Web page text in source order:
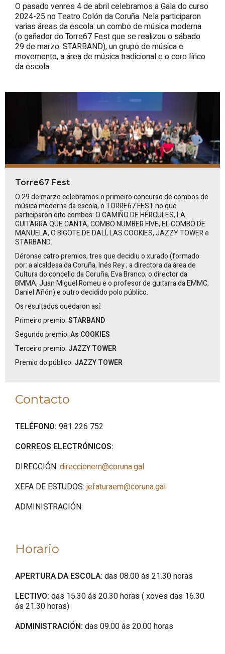
O pasado venres 4 de abril celebramos a Gala do curso
2024-25 no Teatro Colón da Coruña. Nela participaron
varias áreas da escola: un combo de música moderna
(o gañador do Torre67 Fest que se realizou o sábado
29 de marzo: STARBAND), un grupo de música e
movemento, a área de música tradicional e o coro lírico
da escola.
Torre67 Fest
O 29 de marzo celebramos o primeiro concurso de combos de
música moderna da escola, o TORRE67 FEST no que
participaron oito combos:O CAMIÑO DE HÉRCULES, LA
GUITARRA QUE CANTA, COMBO NUMBER FIVE, EL COMBO DE
MANUELA, O BIGOTE DE DALÍ, LAS COOKIES, JAZZY TOWERe
STARBAND.
Déronse catro premios, tres que decidiu o xurado (formado
por: a alcaldesa da Coruña,InésRey; a directora da área de
Cultura do concello da Coruña, Eva Branco; o director da
BMMA, Juan Miguel Romeu e o profesor de guitarra da EMMC,
Daniel Añón) e outro decidido polo público.
Os resultados quedaron así:
Primeiro premio:STARBAND
Segundo premio:As COOKIES
Terceiro premio: JAZZY TOWER
Premio do público: JAZZY TOWER
Contacto
TELÉFONO: 981 226 752
CORREOS ELECTRÓNICOS:
DIRECCIÓN: direccionem@coruna.gal
XEFA DE ESTUDOS: jefaturaem@coruna.gal
ADMINISTRACIÓN:
Horario
APERTURA DA ESCOLA: das 08.00 ás 21.30 horas
LECTIVO: das 15.30 ás 20.30 horas ( xoves das 16.30
ás 21.30 horas)
ADMINISTRACIÓN: das 09.00 ás 20.00 horas